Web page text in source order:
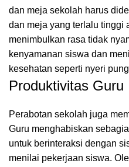
dan meja sekolah harus
dan meja yang terlalu tinggi
menimbulkan rasa tidak
kenyamanan siswa dan
kesehatan seperti nyeri
Produktivitas Guru
Perabotan sekolah juga
Guru menghabiskan
untuk berinteraksi dengan
menilai pekerjaan siswa.